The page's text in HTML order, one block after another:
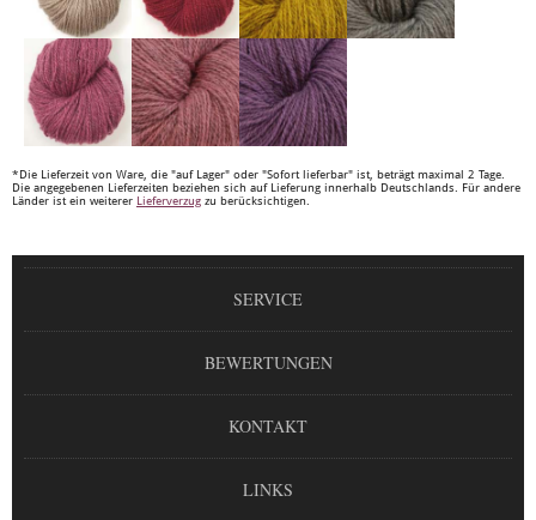
*Die Lieferzeit von Ware, die "auf Lager" oder "Sofort lieferbar" ist, beträgt maximal 2 Tage.
Die angegebenen Lieferzeiten beziehen sich auf Lieferung innerhalb Deutschlands. Für andere
Länder ist ein weiterer Lieferverzug zu berücksichtigen.
SERVICE
BEWERTUNGEN
KONTAKT
LINKS